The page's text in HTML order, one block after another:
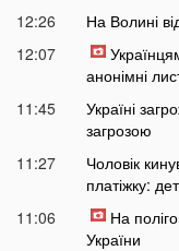
12:26
На Волині
12:07
анонімні
11:45
Україні
загрозою
11:27
Чоловік
платіжку:
11:06
На
України